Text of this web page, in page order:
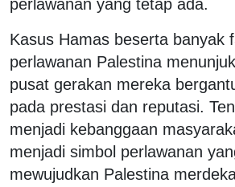
perlawanan yang tetap ada.
Kasus Hamas beserta banyak
perlawanan Palestina
pusat gerakan mereka
pada prestasi dan reputasi.
menjadi kebanggaan
menjadi simbol perlawanan
mewujudkan Palestina